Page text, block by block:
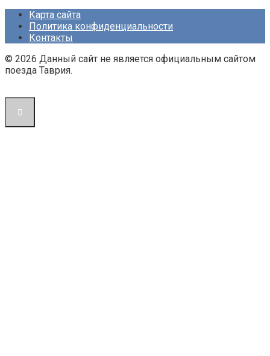
Карта сайта
Политика конфиденциальности
Контакты
© 2026 Данный сайт не является официальным сайтом
поезда Таврия.